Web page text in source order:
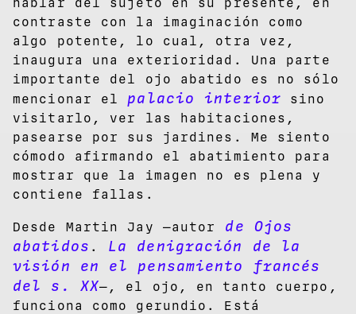
contraste con la imaginación como
algo potente, lo cual, otra vez,
inaugura una exterioridad. Una parte
importante del ojo abatido es no sólo
mencionar el palacio interior sino
visitarlo, ver las habitaciones,
pasearse por sus jardines. Me siento
cómodo afirmando el abatimiento para
mostrar que la imagen no es plena y
contiene fallas.
Desde Martin Jay —autor
de Ojos
abatidos .
La denigración de la
visión en el pensamiento francés
del s. XX—, el ojo, en tanto cuerpo,
funciona como gerundio. Está